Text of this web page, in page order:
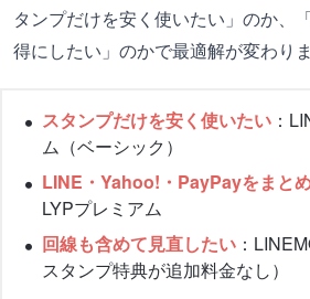
タンプだけを安く使いたい」のか、
得にしたい」のかで最適解が変わりま
スタンプだけを安く使いたい ：
ム（ベーシック）
LINE・Yahoo!・PayPayをまと
LYPプレミアム
回線も含めて見直したい ：
スタンプ特典が追加料金なし）